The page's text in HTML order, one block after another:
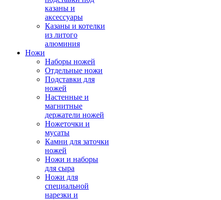
казаны и
аксессуары
Казаны и котелки
из литого
алюминия
Ножи
Наборы ножей
Отдельные ножи
Подставки для
ножей
Настенные и
магнитные
держатели ножей
Ножеточки и
мусаты
Камни для заточки
ножей
Ножи и наборы
для сыра
Ножи для
специальной
нарезки и